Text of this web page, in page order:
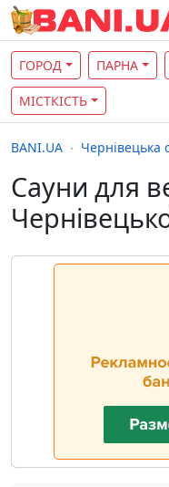
ГОРОД ПАРНА
МІСТКІСТЬ
BANI.UA Чернівецька
Сауни для